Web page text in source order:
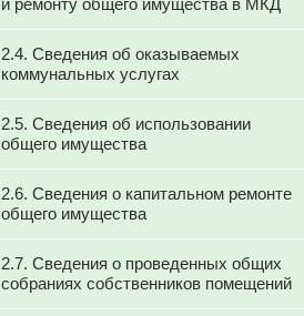
и ремонту общего имущества в МКД
2.4. Сведения об оказываемых
коммунальных услугах
2.5. Сведения об использовании
общего имущества
2.6. Сведения о капитальном ремонте
общего имущества
2.7. Сведения о проведенных общих
собраниях собственников помещений